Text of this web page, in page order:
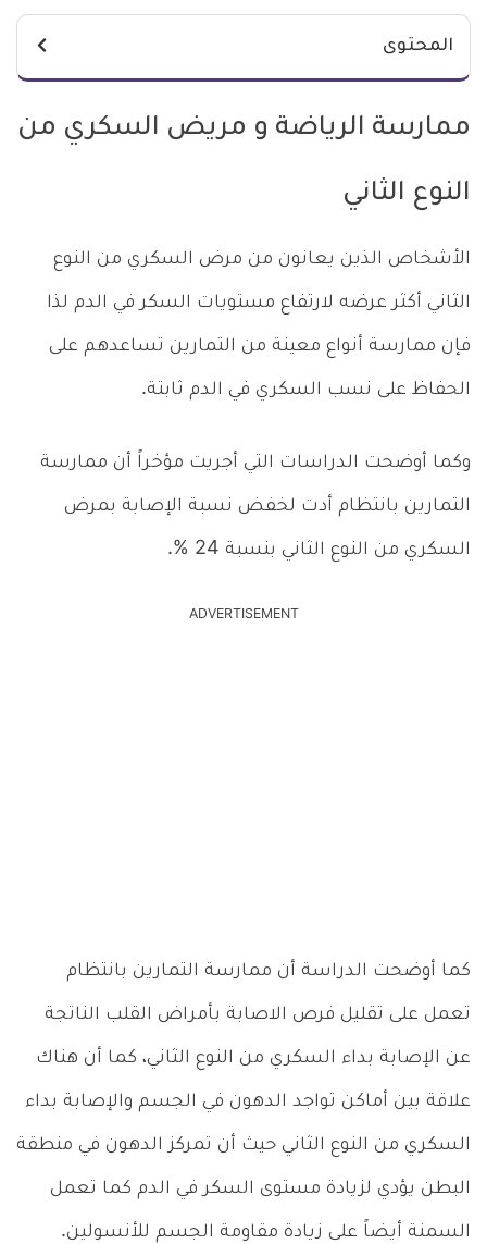
المحتوى
ممارسة الرياضة و مريض السكري من
النوع الثاني
الأشخاص الذين يعانون من مرض السكري من النوع
الثاني أكثر عرضه لارتفاع مستويات السكر في الدم لذا
فإن ممارسة أنواع معينة من التمارين تساعدهم على
الحفاظ على نسب السكري في الدم ثابتة.
وكما أوضحت الدراسات التي أجريت مؤخراً أن ممارسة
التمارين بانتظام أدت لخفض نسبة الإصابة بمرض
السكري من النوع الثاني بنسبة 24 %.
ADVERTISEMENT
كما أوضحت الدراسة أن ممارسة التمارين بانتظام
تعمل على تقليل فرص الاصابة بأمراض القلب الناتجة
عن الإصابة بداء السكري من النوع الثاني، كما أن هناك
علاقة بين أماكن تواجد الدهون في الجسم والإصابة بداء
السكري من النوع الثاني حيث أن تمركز الدهون في منطقة
البطن يؤدي لزيادة مستوى السكر في الدم كما تعمل
السمنة أيضاً على زيادة مقاومة الجسم للأنسولين.